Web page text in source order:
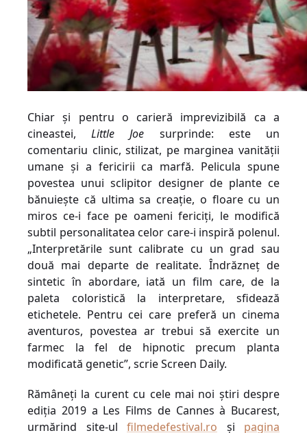
Chiar și pentru o carieră imprevizibilă ca a
cineastei,Little Joe surprinde: este un
comentariu clinic, stilizat, pe marginea vanității
umane și a fericirii ca marfă. Pelicula spune
povestea unui sclipitor designer de plante ce
bănuiește că ultima sa creație, o floare cu un
miros ce-i face pe oameni fericiți, le modifică
subtil personalitatea celor care-i inspiră polenul.
„Interpretările sunt calibrate cu un grad sau
două mai departe de realitate. Îndrăzneț de
sintetic în abordare, iată un film care, de la
paleta coloristică la interpretare, sfidează
etichetele. Pentru cei care preferă un cinema
aventuros, povestea ar trebui să exercite un
farmec la fel de hipnotic precum planta
modificată genetic”, scrieScreen Daily.
Rămâneți la curent cu cele mai noi știri despre
ediția 2019a Les Films de Cannes à Bucarest,
urmărind site-ul filmedefestival.ro și pagina